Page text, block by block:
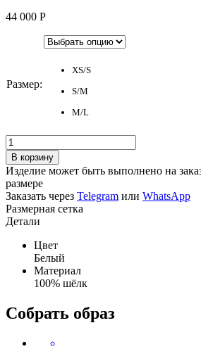
44 000 Р
Размер:
XS/S
S/M
M/L
Количество
товара
Блуза
—
шёлк
В корзину
Изделие может быть выполнено на
размере
Заказать через Telegram или WhatsApp
Размерная сетка
Детали
Цвет
Белый
Материал
100% шёлк
Собрать образ